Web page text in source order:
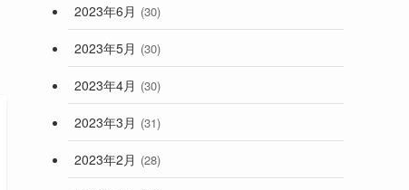
2023年6月 (30)
2023年5月 (30)
2023年4月 (30)
2023年3月 (31)
2023年2月 (28)